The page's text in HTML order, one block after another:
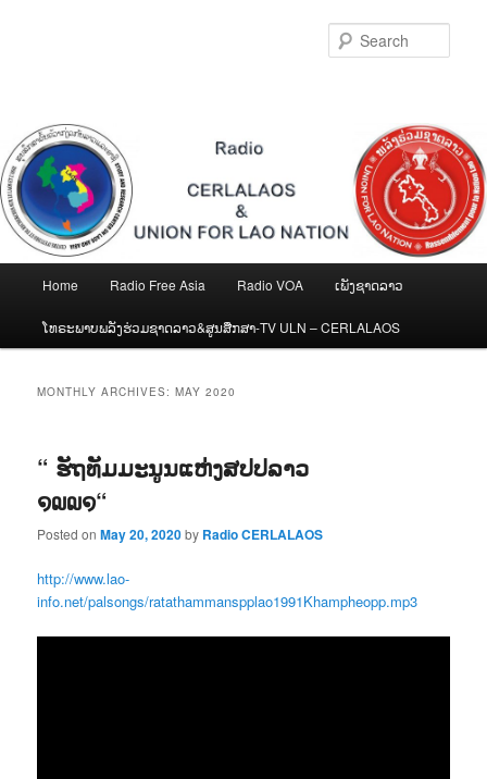
Home Radio Free Asia Radio VOA ເພັງຊາດລາວ
ໂທຣະພາບພລັງຮ່ວມຊາດລາວ&ສູນສືກສາ-TV ULN – CERLALAOS
MONTHLY ARCHIVES:MAY 2020
“ ຮັຖທັມມະນູນແຫ່ງສປປລາວ
໑໙໙໑“
Posted onMay 20, 2020by Radio CERLALAOS
http://www.lao-
info.net/palsongs/ratathammanspplao1991Khampheopp.mp3